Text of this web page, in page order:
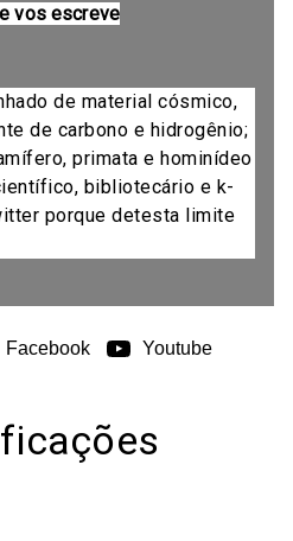
vos escreve
de material cósmico,
de carbono e hidrogênio;
primata e hominídeo
bibliotecário e k-
porque detesta limite
Facebook Youtube